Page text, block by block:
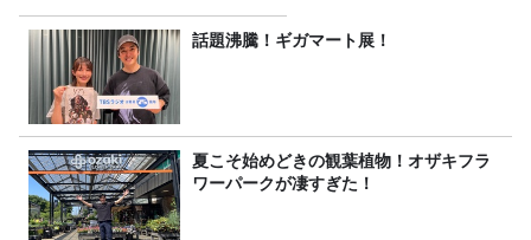
話題沸騰！ギガマート展！
夏こそ始めどきの観葉植物！オザキフラ
ワーパークが凄すぎた！